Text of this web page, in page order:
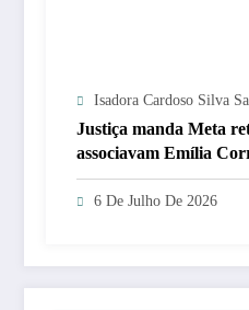
Isadora Cardoso Silva
Justiça manda Meta
associavam Emília
identificar responsáveis
6 De Julho De 2026